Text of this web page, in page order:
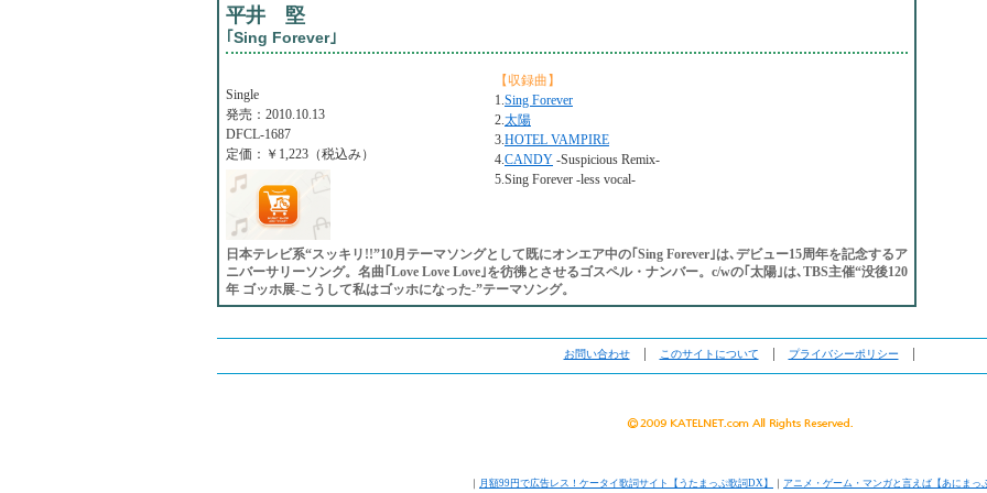
平井 堅
｢Sing Forever｣
【収録曲】
1.Sing Forever
2.太陽
3.HOTEL VAMPIRE
4.CANDY -Suspicious Remix-
5.Sing Forever -less vocal-
Single
発売：2010.10.13
DFCL-1687
定価：￥1,223（税込み）
日本テレビ系“スッキリ!!”10月テーマソングとして既にオンエア中の｢Sing Forever｣は､デビュー15周年を記念するア
ニバーサリーソング。名曲｢Love Love Love｣を彷彿とさせるゴスペル・ナンバー。c/wの｢太陽｣は､TBS主催“没後120
年 ゴッホ展-こうして私はゴッホになった-”テーマソング。
お問い合わせ│ このサイトについて プライバシーポリシー
｜ 月額99円で広告レス！ケータイ歌詞サイト【うたまっぷ歌詞DX】 ｜ アニメ・ゲーム・マンガと言えば【あにまっ